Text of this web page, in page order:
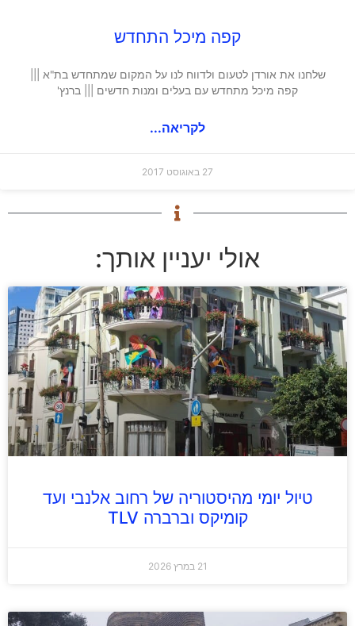
קפה מיכל התחדש
שלחנו את אורדן לטעום ולדווח לנו על המקום שמתחדש בת"א |||
קפה מיכל מתחדש עם בעלים ומנות חדשים ||| ברנץ'
לקריאה...
27 באוגוסט 2017
אולי יעניין אותך:
טיול יומי מהיסטוריה של רחוב אלנבי ועד
קומיקס וברברה TLV
21 במרץ 2026